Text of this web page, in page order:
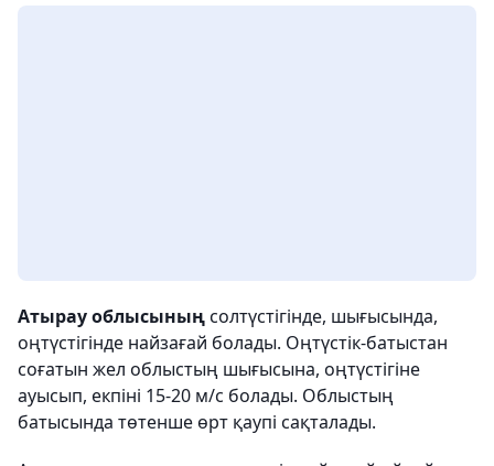
Атырау облысыныңсолтүстігінде, шығысында,
оңтүстігінде найзағай болады. Оңтүстік-батыстан
соғатын жел облыстың шығысына, оңтүстігіне
ауысып, екпіні 15-20 м/с болады. Облыстың
батысында төтенше өрт қаупі сақталады.